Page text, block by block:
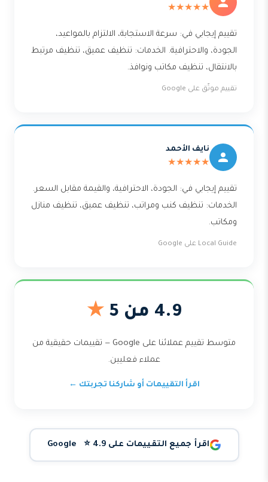
★★★★★
تقييم إيجابي في: سرعة الاستجابة، الالتزام بالمواعيد،
الجودة، والاحترافية. الخدمات: تنظيف عميق، تنظيف مرتبط
بالانتقال، تنظيف مكاتب ونوافذ.
تقييم موثّق على Google
نايف الأحمد
★★★★★
تقييم إيجابي في: الجودة، الاحترافية، والقيمة مقابل السعر.
الخدمات: تنظيف كنب ومراتب، تنظيف عميق، تنظيف منازل
ومكاتب.
Local Guide على Google
4.9 من 5 ★
متوسط تقييم عملائنا على Google — تقييمات حقيقية من
عملاء فعليين.
اقرأ التقييمات أو شاركنا تجربتك ←
اقرأ جميع التقييمات على Google ⭐ 4.9